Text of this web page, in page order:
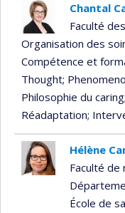
Chantal
Faculté
Organisation des
Compétence et
Thought;
Philosophie du caring
Réadaptation;
Hélène
Faculté de
École de